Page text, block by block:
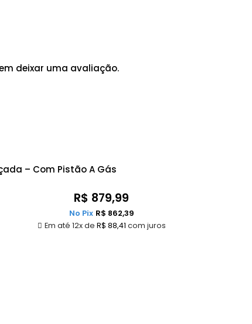
deixar uma avaliação.
– Com Pistão A Gás
R$ 879,99
Em até 12x de R$ 88,41 com juros
No Pix R$ 862,39